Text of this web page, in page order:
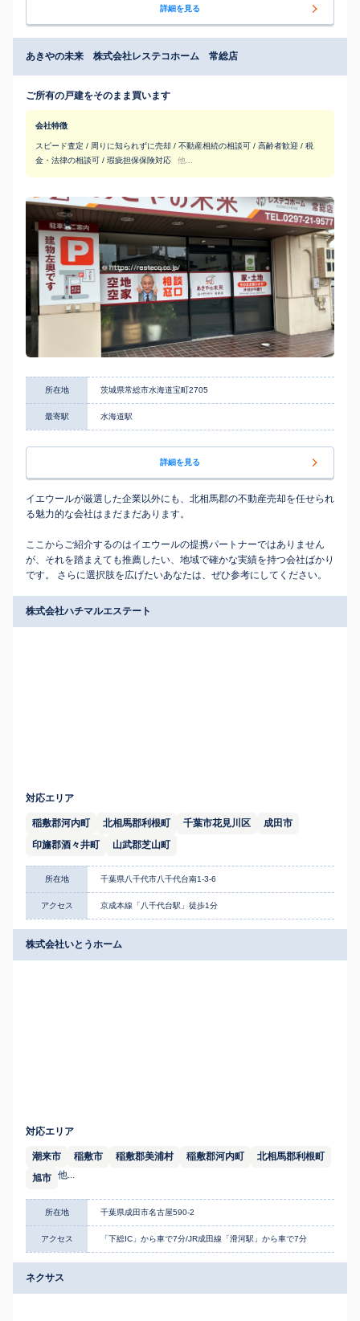
詳細を見る
あきやの未来 株式会社レステコホーム 常総店
ご所有の戸建をそのまま買います
会社特徴
スピード査定 / 周りに知られずに売却 / 不動産相続の相談可 / 高齢者歓迎 / 税
金・法律の相談可 / 瑕疵担保保険対応
他...
所在地 茨城県常総市水海道宝町2705
最寄駅 水海道駅
詳細を見る
イエウールが厳選した企業以外にも、北相馬郡の不動産売却を任せられ
る魅力的な会社はまだまだあります。
ここからご紹介するのはイエウールの提携パートナーではありません
が、それを踏まえても推薦したい、地域で確かな実績を持つ会社ばかり
です。 さらに選択肢を広げたいあなたは、ぜひ参考にしてください。
株式会社ハチマルエステート
対応エリア
稲敷郡河内町 北相馬郡利根町 千葉市花見川区
成田市
印旛郡酒々井町
山武郡芝山町
所在地 千葉県八千代市八千代台南1-3-6
アクセス 京成本線「八千代台駅」徒歩1分
株式会社いとうホーム
対応エリア
潮来市 稲敷市 稲敷郡美浦村 稲敷郡河内町
北相馬郡利根町
旭市 他...
所在地 千葉県成田市名古屋590-2
アクセス 「下総IC」から車で7分/JR成田線「滑河駅」から車で7分
ネクサス